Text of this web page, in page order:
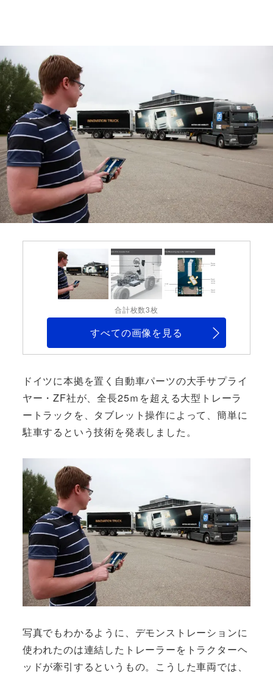
合計枚数3枚
すべての画像を見る
ドイツに本拠を置く自動車パーツの大手サプライ
ヤー・ZF社が、全長25ｍを超える大型トレーラ
ートラックを、タブレット操作によって、簡単に
駐車するという技術を発表しました。
写真でもわかるように、デモンストレーションに
使われたのは連結したトレーラーをトラクターヘ
ッドが牽引するというもの。こうした車両では、